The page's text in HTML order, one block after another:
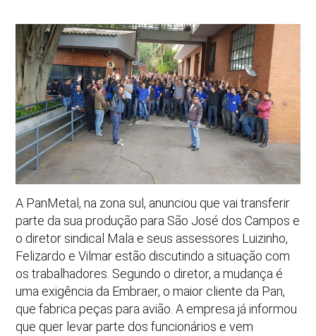
A PanMetal, na zona sul, anunciou que vai transferir
parte da sua produção para São José dos Campos e
o diretor sindical Mala e seus assessores Luizinho,
Felizardo e Vilmar estão discutindo a situação com
os trabalhadores. Segundo o diretor, a mudança é
uma exigência da Embraer, o maior cliente da Pan,
que fabrica peças para avião. A empresa já informou
que quer levar parte dos funcionários e vem